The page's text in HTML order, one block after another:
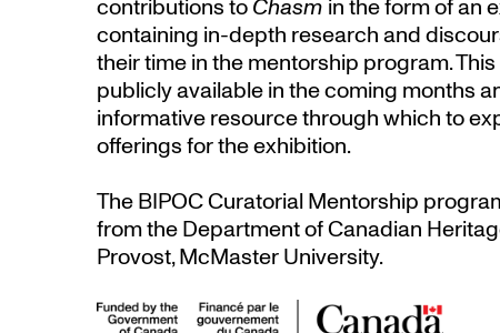
contributions toChasm in the form of an
containing in-depth research and
their time in the mentorship program.
publicly available in the coming months
informative resource through which to
offerings for the exhibition.
The BIPOC Curatorial Mentorship
from the Department of Canadian
Provost, McMaster University.